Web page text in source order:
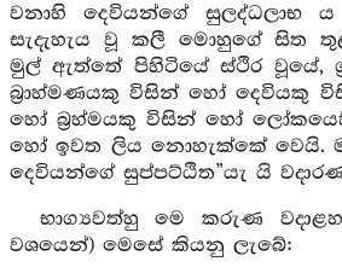
වනාහි දෙවියන්ගේ සුලද්ධලාභ
සැදැහැය වූ කලී මොහුගේ සිත
මුල් ඇත්තේ පිහිටියේ ස්ථිර වූයේ,
බ්‍රාහ්මණයකු විසින් හෝ දෙවියකු
හෝ බ්‍රහ්මයකු විසින් හෝ
හෝ ඉවත ලිය නොහැක්කේ වෙයි.
දෙවියන්ගේ සුප්පට්ඨිත”යැ යි
භාග්‍යවත්හු මෙ කරුණ වදාළහ.
වශයෙන්) මෙසේ කියනු ලැබේ: